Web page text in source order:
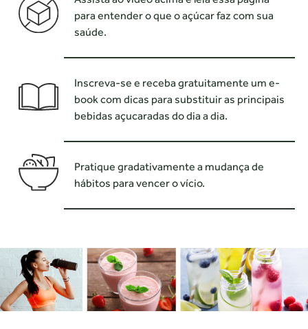
para entendero que o açúcar faz com sua
saúde.
Inscreva-se e receba gratuitamente um e-
book com dicas para substituir as principais
bebidas açucaradas do dia a dia.
Pratique gradativamente a mudança de
hábitos para vencer o vício.